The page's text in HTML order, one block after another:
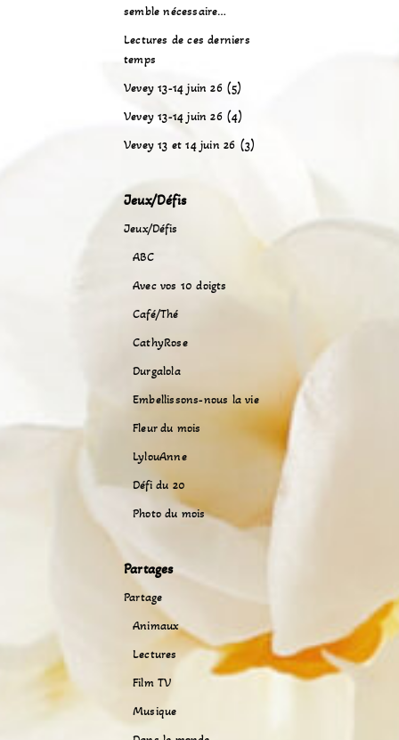
semble nécessaire…
Lectures de ces derniers
temps
Vevey 13-14 juin 26 (5)
Vevey 13-14 juin 26 (4)
Vevey 13 et 14 juin 26 (3)
Jeux/Défis
Jeux/Défis
ABC
Avec vos 10 doigts
Café/Thé
CathyRose
Durgalola
Embellissons-nous la vie
Fleur du mois
LylouAnne
Défi du 20
Photo du mois
Partages
Partage
Animaux
Lectures
Film TV
Musique